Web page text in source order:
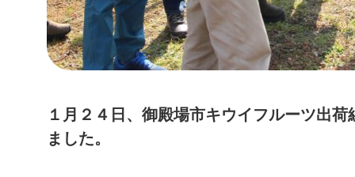
１月２４日、御殿場市キウイフルーツ出
ました。